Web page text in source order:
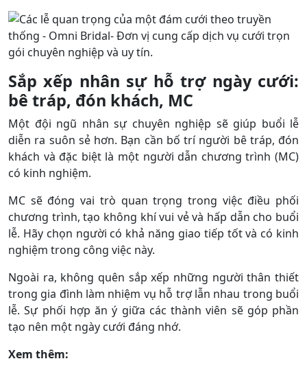
Sắp xếp nhân sự hỗ trợ ngày cưới:
bê tráp, đón khách, MC
Một đội ngũ nhân sự chuyên nghiệp sẽ giúp buổi lễ
diễn ra suôn sẻ hơn. Bạn cần bố trí người bê tráp, đón
khách và đặc biệt là một người dẫn chương trình (MC)
có kinh nghiệm.
MC sẽ đóng vai trò quan trọng trong việc điều phối
chương trình, tạo không khí vui vẻ và hấp dẫn cho buổi
lễ. Hãy chọn người có khả năng giao tiếp tốt và có kinh
nghiệm trong công việc này.
Ngoài ra, không quên sắp xếp những người thân thiết
trong gia đình làm nhiệm vụ hỗ trợ lẫn nhau trong buổi
lễ. Sự phối hợp ăn ý giữa các thành viên sẽ góp phần
tạo nên một ngày cưới đáng nhớ.
Xem thêm: